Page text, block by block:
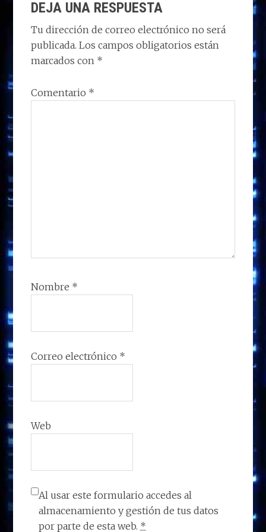
o
n
o
o
k
dI
n
A
p
p
m ti
r
CON
LOS
LECTORES
DEJA UNA RESPUESTA
Tu dirección de correo electrónico no será
publicada. Los campos obligatorios están
marcados con *
Comentario *
Nombre *
Correo electrónico *
Web
Al usar este formulario accedes al
almacenamiento y gestión de tus datos
por parte de esta web. *